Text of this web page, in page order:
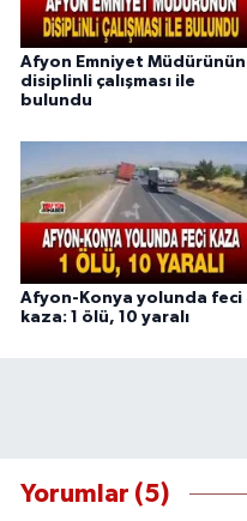
Afyon Emniyet Müdürünün
disiplinli çalışması ile
bulundu
Afyon-Konya yolunda feci
kaza: 1 ölü, 10 yaralı
Yorumlar (5)